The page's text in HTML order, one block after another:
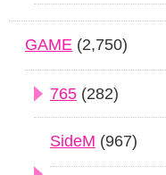
GAME (2,750)
765 (282)
SideM (967)